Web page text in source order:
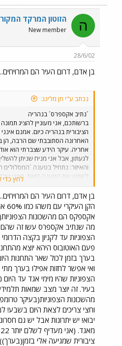
ה הזוטון המרקד
New member
28/6/02
בן אדם, דרום העיר הם
נכתב ע"י חן מלינג:
´נתיב אקספרס´ בנהריה
ברשותכם, אני מעוניין להציג
הציבורית בנהריה כיום. אמנם
האחרונה הסתובבתי שם הרבה, הן
אחריה. עיקר הידע שצברתי הוא
לגעתון, אבל אני מניח שניתן
והאיזור: נתחיל בטענה
לשמוע את הטענה הזאת, מפני
אקספרס הם קווים שלא היו בכלל
הפנים עירוני שאגד ממשיכים לספק
שלהם. כך, רחובות ואף איזורים
תחבורה ציבורית זוכים כעת
שכונות יוקרה בחיפה. אם כבר
הפנים עירוניים מדובר בקפיצת
לגבי לוחות הזמנים - יצא לי
שמתי לב לחריגה משמעותית
נתקלתי בה היא של נהג ששאל אם
וכשנענה בשלילה פשוט דילג על
מחכה לאוטובוס שלו באותו רחוב.
בעגה המקומית ´סבגיות´,
את התנועה בכביש כדי לשמור על
מאיטים לקראתן, כמו שכל כלי רכב
מהמורות כאלו כדאי גם לאוטובוס
צי האוטובוסים - ´נתיב אקספרס´
מקומות, כולל נהריה, צפת ואיזור
של אוטובוסים ממספר רב של
לחץ כדי
בן אדם, דרום העיר הם
אקספקס הם מהשכונות
מה שנתיב אקספרס עשו זה שהם
הצפוניות עד לקניון בקצה
פעם האוטובוס היהא יוצא
בערך בזמן לכול שאר התחנות
ואי אפשר לחזות אפילו בערך מתי
הצפוניות שהיו מימי אגד עד היום
בעיר. זה יוצר מצב שמאות
מהשכונות הצפוניות(בעיקר
וחצי צריכים לצאת היום בשבע!
יבוא! יש יתרונות אבל יש גם
ציבורית שמגיעה אלי בזמן(בערך))